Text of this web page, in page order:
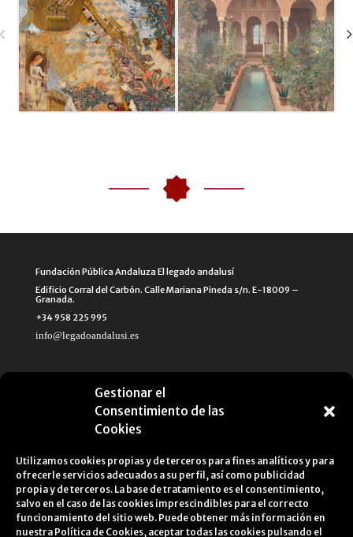
Gestionar el
Consentimiento de las
Cookies
Utilizamos cookies propias y de terceros para fines analíticos y para
ofrecerle servicios adecuados a su perfil, así como publicidad
propia y de terceros. La base de tratamiento es el consentimiento,
salvo en el caso de las cookies imprescindibles para el correcto
funcionamiento del sitio web. Puede obtener más información en
nuestra Política de Cookies, aceptar todas las cookies pulsando el
Fundación Pública Andaluza El legado andalusí
Edificio Corral del Carbón. Calle Mariana Pineda s/n. E-18009 –
Granada.
+34 958 225 995
info@legadoandalusi.es